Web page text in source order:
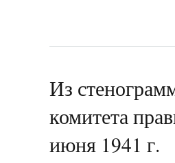
Из
комитета
июня 1941 г.